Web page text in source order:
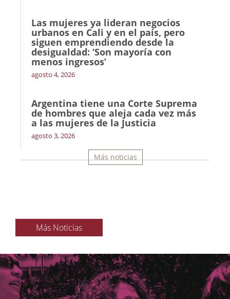
Las mujeres ya lideran negocios
urbanos en Cali y en el país, pero
siguen emprendiendo desde la
desigualdad: ‘Son mayoría con
menos ingresos’
agosto 4, 2026
Argentina tiene una Corte Suprema
de hombres que aleja cada vez más
a las mujeres de la Justicia
agosto 3, 2026
Más noticias
Más Noticias